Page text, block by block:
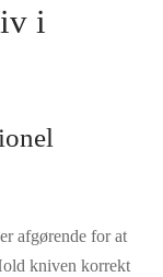
i
afgørende for at
kniven korrekt